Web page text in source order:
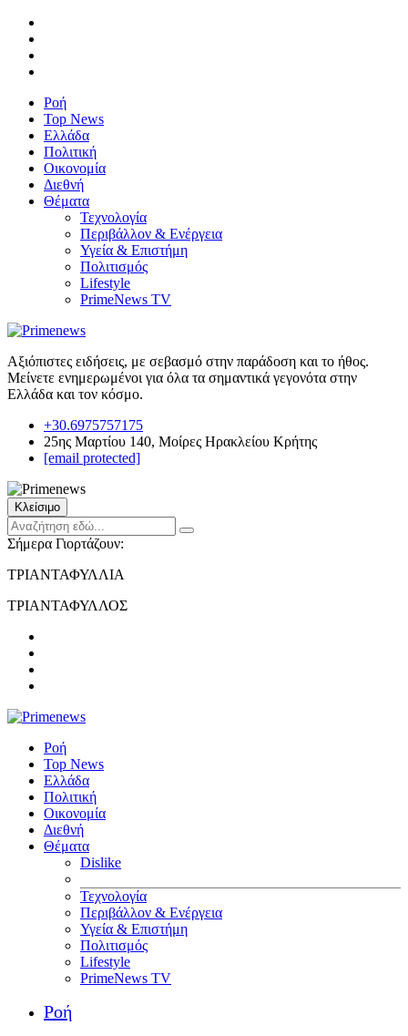
Ροή
Top News
Ελλάδα
Πολιτική
Οικονομία
Διεθνή
Θέματα
Τεχνολογία
Περιβάλλον & Ενέργεια
Υγεία & Επιστήμη
Πολιτισμός
Lifestyle
PrimeNews TV
Αξιόπιστες ειδήσεις, με σεβασμό στην παράδοση και το ήθος.
Μείνετε ενημερωμένοι για όλα τα σημαντικά γεγονότα στην
Ελλάδα και τον κόσμο.
+30.6975757175
25ης Μαρτίου 140, Μοίρες Ηρακλείου Κρήτης
[email protected]
Κλείσιμο
Σήμερα Γιορτάζουν:
ΤΡΙΑΝΤΑΦΥΛΛΙΑ
ΤΡΙΑΝΤΑΦΥΛΛΟΣ
Ροή
Top News
Ελλάδα
Πολιτική
Οικονομία
Διεθνή
Θέματα
Dislike
Τεχνολογία
Περιβάλλον & Ενέργεια
Υγεία & Επιστήμη
Πολιτισμός
Lifestyle
PrimeNews TV
Ροή